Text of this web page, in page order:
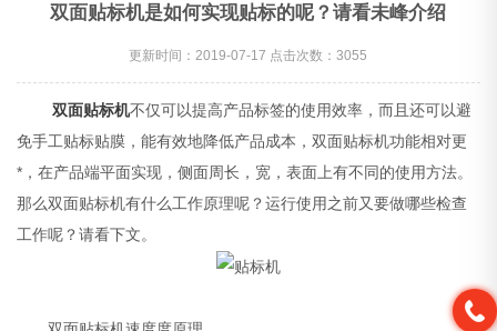
双面贴标机是如何实现贴标的呢？请看未峰介绍
更新时间：2019-07-17 点击次数：3055
双面贴标机不仅可以提高产品标签的使用效率，而且还可以避
免手工贴标贴膜，能有效地降低产品成本，双面贴标机功能相对更
*，在产品端平面实现，侧面周长，宽，表面上有不同的使用方法。
那么双面贴标机有什么工作原理呢？运行使用之前又要做哪些检查
工作呢？请看下文。